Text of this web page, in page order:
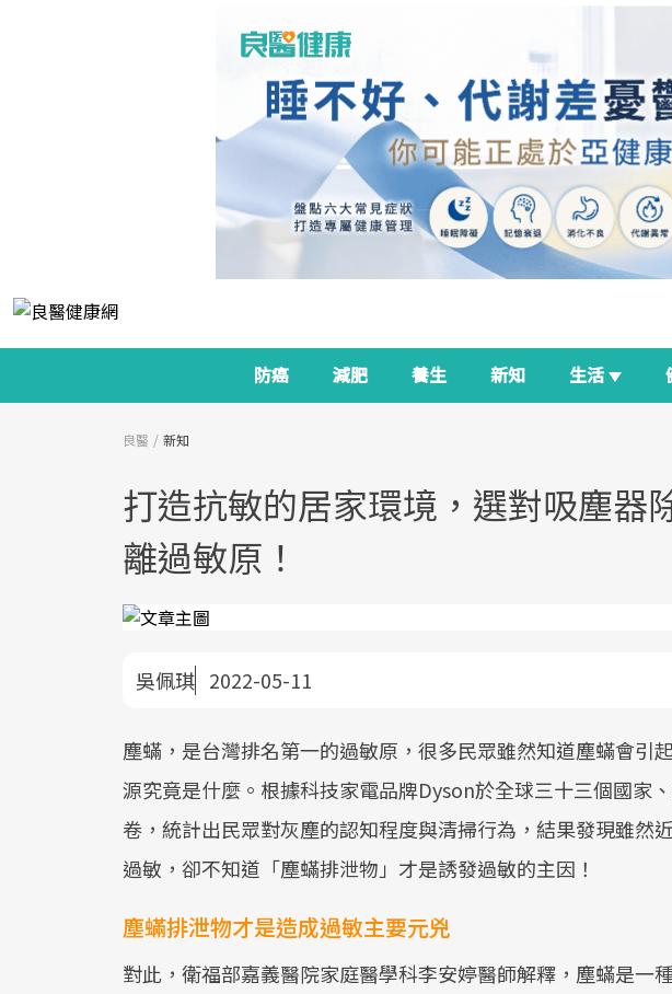
防癌 減肥 養生 新知 生活
良醫 新知
打造抗敏的居家環境，選對吸塵器
離過敏原！
吳佩琪 2022-05-11
塵蟎，是台灣排名第一的過敏原，很多民眾雖然知道塵蟎會引
源究竟是什麼。根據科技家電品牌Dyson於全球三十三個國家
卷，統計出民眾對灰塵的認知程度與清掃行為，結果發現雖然
過敏，卻不知道「塵蟎排泄物」才是誘發過敏的主因！
塵蟎排泄物才是造成過敏主要元兇
對此，衛福部嘉義醫院家庭醫學科李安婷醫師解釋，塵蟎是一
政策如
照3.0」
關注的
全面啟